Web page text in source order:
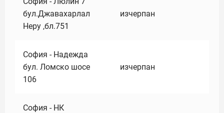
бул.Джавахарлал
Неру ,бл.751
изчерпан
София - Надежда
бул. Ломско шосе
106
изчерпан
София - НК